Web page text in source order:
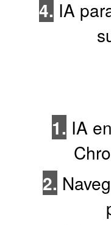
4. IA
1. IA
2.